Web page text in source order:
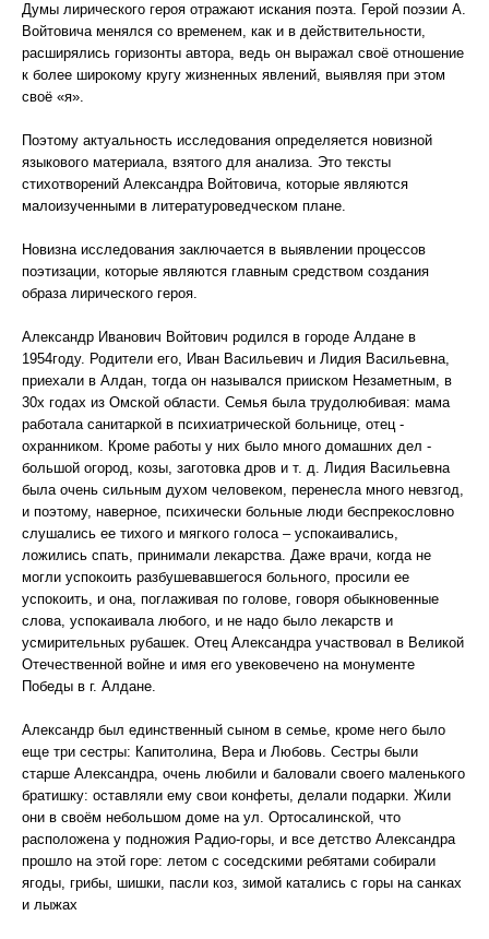
Думы лирического героя отражают искания поэта. Герой поэзии А.
Войтовича менялся со временем, как и в действительности,
расширялись горизонты автора, ведь он выражал своё отношение
к более широкому кругу жизненных явлений, выявляя при этом
своё «я».
Поэтому актуальность исследования определяется новизной
языкового материала, взятого для анализа. Это тексты
стихотворений Александра Войтовича, которые являются
малоизученными в литературоведческом плане.
Новизна исследования заключается в выявлении процессов
поэтизации, которые являются главным средством создания
образа лирического героя.
Александр Иванович Войтович родился в городе Алдане в
1954году. Родители его, Иван Васильевич и Лидия Васильевна,
приехали в Алдан, тогда он назывался прииском Незаметным, в
30х годах из Омской области. Семья была трудолюбивая: мама
работала санитаркой в психиатрической больнице, отец -
охранником. Кроме работы у них было много домашних дел -
большой огород, козы, заготовка дров и т. д. Лидия Васильевна
была очень сильным духом человеком, перенесла много невзгод,
и поэтому, наверное, психически больные люди беспрекословно
слушались ее тихого и мягкого голоса – успокаивались,
ложились спать, принимали лекарства. Даже врачи, когда не
могли успокоить разбушевавшегося больного, просили ее
успокоить, и она, поглаживая по голове, говоря обыкновенные
слова, успокаивала любого, и не надо было лекарств и
усмирительных рубашек. Отец Александра участвовал в Великой
Отечественной войне и имя его увековечено на монументе
Победы в г. Алдане.
Александр был единственный сыном в семье, кроме него было
еще три сестры: Капитолина, Вера и Любовь. Сестры были
старше Александра, очень любили и баловали своего маленького
братишку: оставляли ему свои конфеты, делали подарки. Жили
они в своём небольшом доме на ул. Ортосалинской, что
расположена у подножия Радио-горы, и все детство Александра
прошло на этой горе: летом с соседскими ребятами собирали
ягоды, грибы, шишки, пасли коз, зимой катались с горы на санках
и лыжах